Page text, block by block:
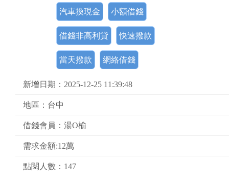
汽車換現金 小額借錢
借錢非高利貸 快速撥款
當天撥款 網絡借錢
新增日期：2025-12-25 11:39:48
地區：台中
借錢會員：湯O榆
需求金額:12萬
點閱人數：147